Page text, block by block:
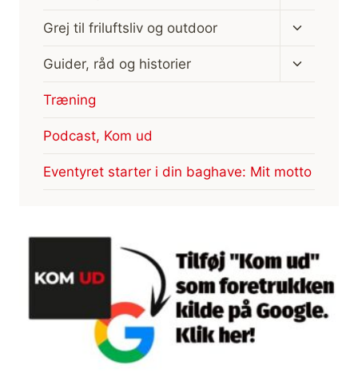
Grej til friluftsliv og outdoor
Skift
Guider, råd og historier
Skift
Træning
Podcast, Kom ud
Eventyret starter i din baghave: Mit motto